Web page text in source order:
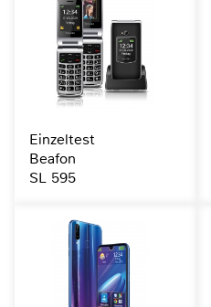
Einzeltest
Beafon
SL 595